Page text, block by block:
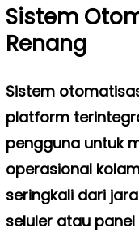
Sistem
Renang
Sistem
platform
pengguna untuk
operasional
seringkali dari
seluler atau